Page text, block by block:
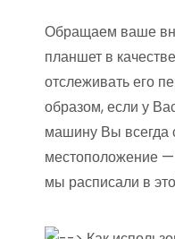
Обращаем ваше
планшет в
отслеживать его
образом, если у
машину Вы всегда
местоположение
мы расписали в